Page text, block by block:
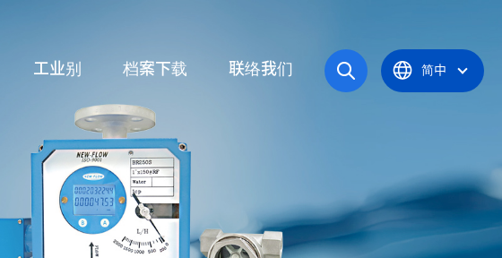
工业别
润滑系统
冷却机组系统
烤箱及臭氧反应炉
机械密封罐系统
档案下载
操作手册
产品型录
认证证书
联络我们 简中